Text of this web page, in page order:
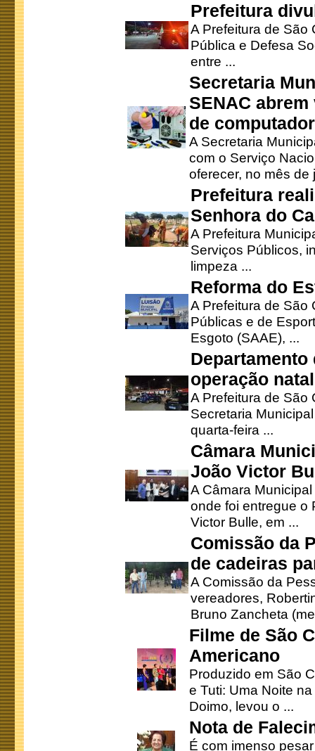
Prefeitura
A Prefeitura de São
Pública e Defesa
entre ...
Secretaria
SENAC
de
A Secretaria
com o Serviço
oferecer, no mês de
Prefeitura
Senhora do
A Prefeitura
Serviços Públicos,
limpeza ...
Reforma do
A Prefeitura de São
Públicas e de
Esgoto (SAAE), ...
operação
A Prefeitura de São
Secretaria
quarta-feira ...
Câmara
João Victor
A Câmara
onde foi entregue o
Victor Bulle, em ...
Comissão da
de cadeiras
A Comissão da
vereadores,
Bruno Zancheta
Filme de São
Americano
Produzido em São
e Tuti: Uma Noite
Doimo, levou o ...
Nota de
É com imenso